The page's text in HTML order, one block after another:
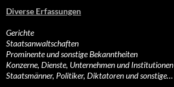
Diverse Erfassungen
Gerichte
Staatsanwaltschaften
Prominente und sonstige Bekanntheiten
Konzerne, Dienste, Unternehmen und Institutionen
Staatsmänner, Politiker, Diktatoren und sonstige…